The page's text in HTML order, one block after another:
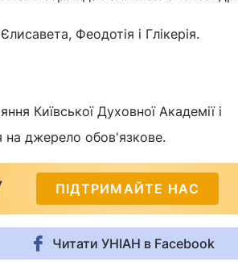
Феодотія і Глікерія.
Київської Духовної Академії і
на джерело обов'язкове.
ПІДТРИМАЙТЕ НАС
Читати УНІАН в Facebook